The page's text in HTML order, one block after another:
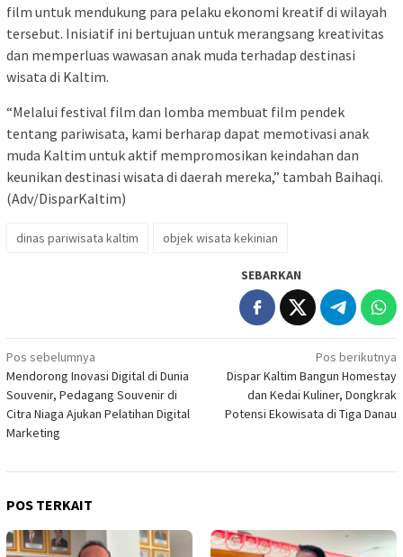
film untuk mendukung para pelaku ekonomi kreatif di wilayah
tersebut. Inisiatif ini bertujuan untuk merangsang kreativitas
dan memperluas wawasan anak muda terhadap destinasi
wisata di Kaltim.
“Melalui festival film dan lomba membuat film pendek
tentang pariwisata, kami berharap dapat memotivasi anak
muda Kaltim untuk aktif mempromosikan keindahan dan
keunikan destinasi wisata di daerah mereka,” tambah Baihaqi.
(Adv/DisparKaltim)
dinas pariwisata kaltim objek wisata kekinian
SEBARKAN
Navigasi
pos
Pos sebelumnya
Mendorong Inovasi Digital di Dunia
Souvenir, Pedagang Souvenir di
Citra Niaga Ajukan Pelatihan Digital
Marketing
Pos berikutnya
Dispar Kaltim Bangun Homestay
dan Kedai Kuliner, Dongkrak
Potensi Ekowisata di Tiga Danau
POS TERKAIT